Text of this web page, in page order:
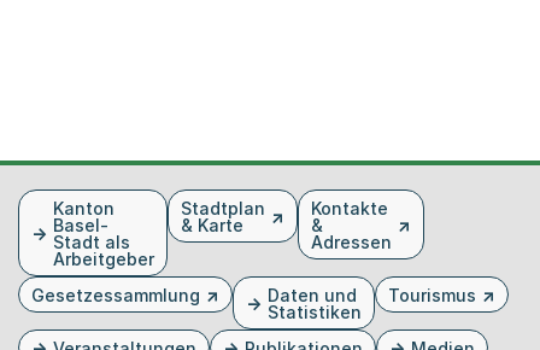
FusszeileKanton
Basel-
Stadt als
Arbeitgeber
Stadtplan
& Karte
Kontakte
&
Adressen
Gesetzessammlung
Daten und
Statistiken
Tourismus